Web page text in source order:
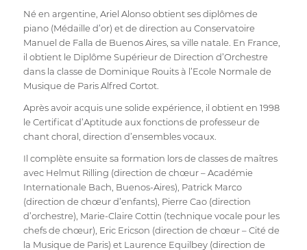
Né en argentine, Ariel Alonso obtient ses diplômes de
piano (Médaille d’or) et de direction au Conservatoire
Manuel de Falla de Buenos Aires, sa ville natale. En France,
il obtient le Diplôme Supérieur de Direction d’Orchestre
dans la classe de Dominique Rouits à l’Ecole Normale de
Musique de Paris Alfred Cortot.
Après avoir acquis une solide expérience, il obtient en 1998
le Certificat d’Aptitude aux fonctions de professeur de
chant choral, direction d’ensembles vocaux.
Il complète ensuite sa formation lors de classes de maîtres
avec Helmut Rilling (direction de chœur – Académie
Internationale Bach, Buenos-Aires), Patrick Marco
(direction de chœur d’enfants), Pierre Cao (direction
d’orchestre), Marie-Claire Cottin (technique vocale pour les
chefs de chœur), Eric Ericson (direction de chœur – Cité de
la Musique de Paris) et Laurence Equilbey (direction de